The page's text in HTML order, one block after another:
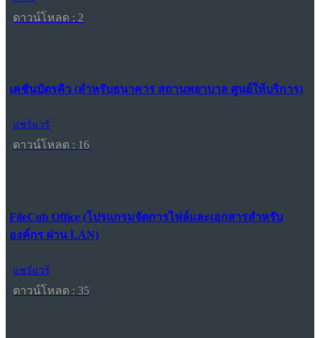
ดาวน์โหลด : 2
เคชันบัตรคิว (สำหรับธนาคาร สถานพยาบาล ศูนย์ให้บริการ)
แชร์แวร์
ดาวน์โหลด : 16
FileCub Office (โปรแกรมจัดการไฟล์และเอกสารสำหรับ
องค์กร ผ่าน LAN)
แชร์แวร์
ดาวน์โหลด : 35